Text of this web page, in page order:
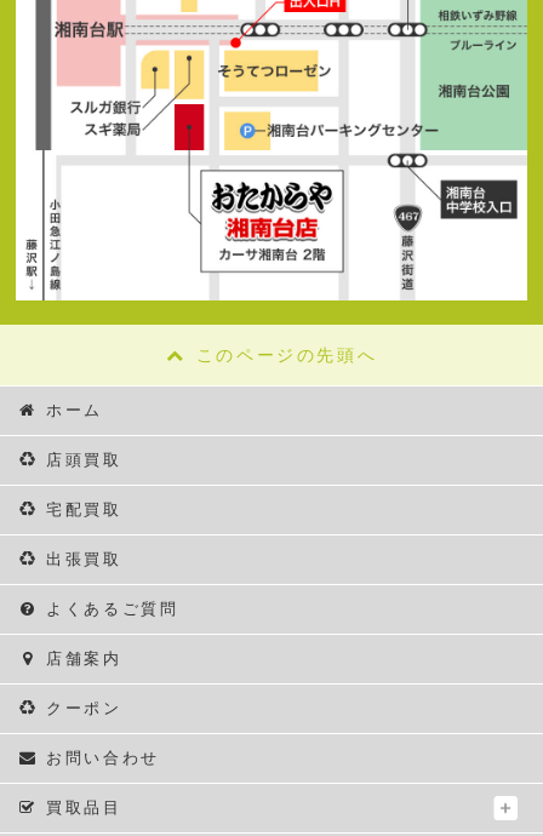
このページの先頭へ
ホーム
店頭買取
宅配買取
出張買取
よくあるご質問
店舗案内
クーポン
お問い合わせ
買取品目